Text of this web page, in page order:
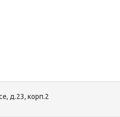
д.23, корп.2